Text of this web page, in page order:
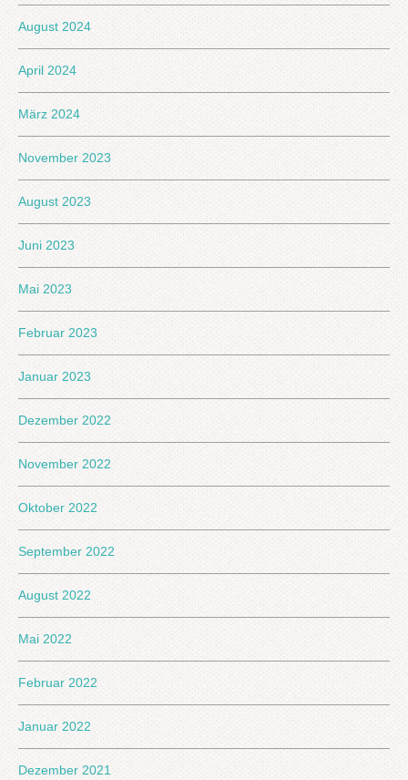
August 2024
April 2024
März 2024
November 2023
August 2023
Juni 2023
Mai 2023
Februar 2023
Januar 2023
Dezember 2022
November 2022
Oktober 2022
September 2022
August 2022
Mai 2022
Februar 2022
Januar 2022
Dezember 2021